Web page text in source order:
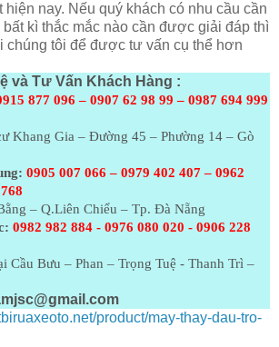
nay. Nếu quý khách có nhu cầu cần
bất kì thắc mắc nào cần được giải đáp thì
chúng tôi để được tư vấn cụ thể hơn
và Tư Vấn Khách Hàng :
877 096 – 0907 62 98 99 – 0987 694 999
Khang Gia – Đường 45 – Phường 14 – Gò
0905 007 066 – 0979 402 407 – 0962
– Q.Liên Chiểu – Tp. Đà Nẵng
0982 982 884 - 0976 080 020 - 0906 228
Cầu Bưu – Phan – Trọng Tuệ - Thanh Trì –
product/may-thay-dau-tro-